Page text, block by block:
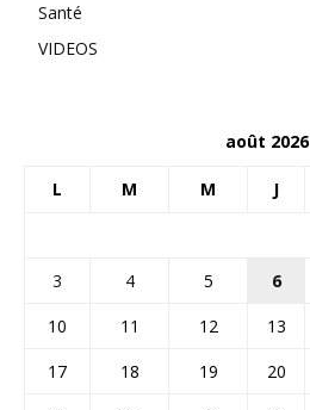
Santé
VIDEOS
août 2026
L M M J
3
4 5 6
10
11 12 13
17
18 19 20